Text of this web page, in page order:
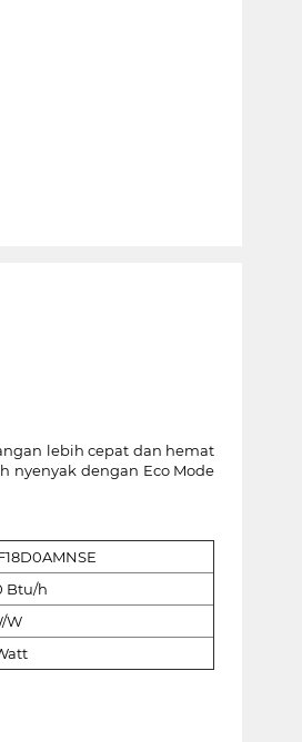
lebih cepat dan hemat
nyenyak dengan Eco Mode
Btu/h
W